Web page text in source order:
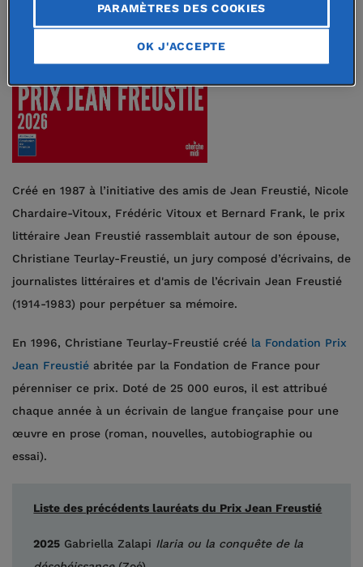
Créé en 1987 à l’initiative des amis de Jean Freustié, Nicole
Chardaire-Vitoux, Frédéric Vitoux et Bernard Frank, le prix
littéraire Jean Freustié rassemblait autour de son épouse,
Christiane Teurlay-Freustié, un jury composé d’écrivains, de
journalistes littéraires et d'amis de l’écrivain Jean Freustié
(1914-1983) pour perpétuer sa mémoire.
En 1996, Christiane Teurlay-Freustié créé la Fondation Prix
Jean Freustié abritée par la Fondation de France pour
pérenniser ce prix. Doté de 25 000 euros, il est attribué
chaque année à un écrivain de langue française pour une
œuvre en prose (roman, nouvelles, autobiographie ou
essai).
Liste des précédents lauréats du Prix Jean Freustié
2025 Gabriella Zalapi Ilaria ou la conquête de la
PARAMÈTRES DES COOKIES
OK J'ACCEPTE